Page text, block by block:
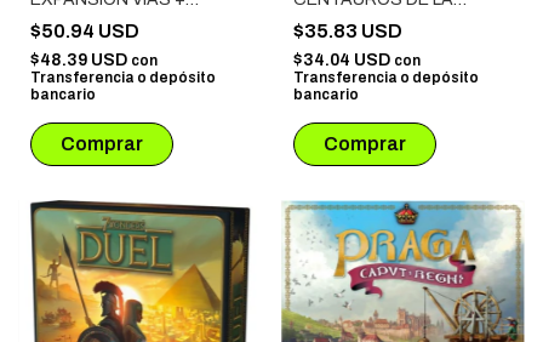
MODIFICADORES
$50.94 USD
$48.39 USD con
Transferencia o depósito
bancario
MAZMORRA
$35.83 USD
$34.04 USD con
Transferencia o depósito
bancario